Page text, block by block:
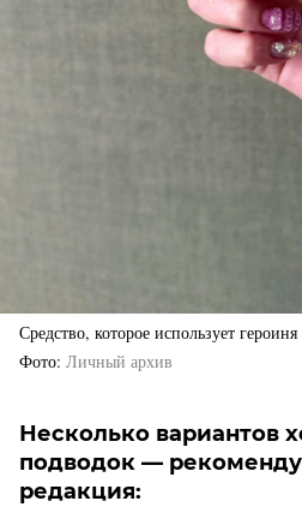
Средство, которое использует
Фото Личный архив
Несколько вариантов
подводок —
редакция: